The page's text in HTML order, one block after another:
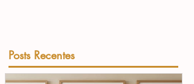
Posts Recentes